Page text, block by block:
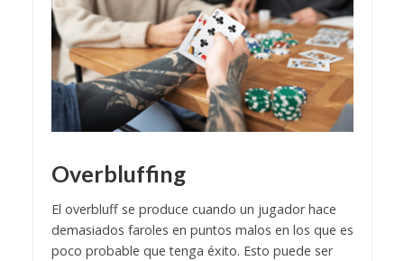
Overbluffing
El overbluff se produce cuando un jugador hace
demasiados faroles en puntos malos en los que es
poco probable que tenga éxito. Esto puede ser